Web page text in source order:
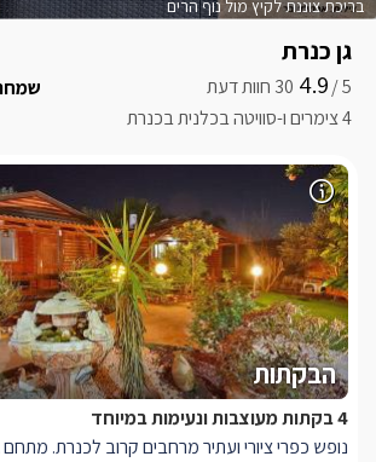
גן כנרת
5 /
4.9
4 צימרים ו-סוויטה בכלנית בכנרת
בריכת צוננת לקיץ מול נוף הרים
הבקתות
4 בקתות מעוצבות ונעימות במיוחד
נופש כפרי ציורי ועתיר מרחבים קרוב לכנרת. מתחם